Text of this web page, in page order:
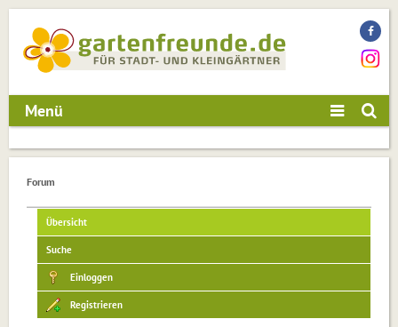
Menü
Forum
Übersicht
Suche
Einloggen
Registrieren